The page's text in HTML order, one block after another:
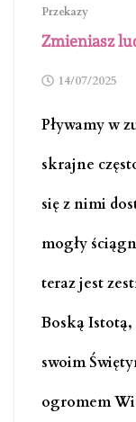
Przekazy
Zmieniasz
14/07/2025
Pływamy w
skrajne
się z nimi
mogły
teraz jest
Boską Istotą,
swoim
ogromem